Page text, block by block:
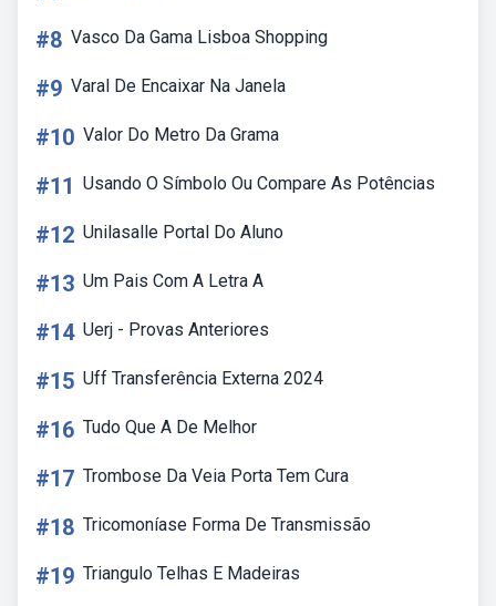
#8 Vasco Da Gama Lisboa Shopping
#9 Varal De Encaixar Na Janela
#10 Valor Do Metro Da Grama
#11 Usando O Símbolo Ou Compare As Potências
#12 Unilasalle Portal Do Aluno
#13 Um Pais Com A Letra A
#14 Uerj - Provas Anteriores
#15 Uff Transferência Externa 2024
#16 Tudo Que A De Melhor
#17 Trombose Da Veia Porta Tem Cura
#18 Tricomoníase Forma De Transmissão
#19 Triangulo Telhas E Madeiras